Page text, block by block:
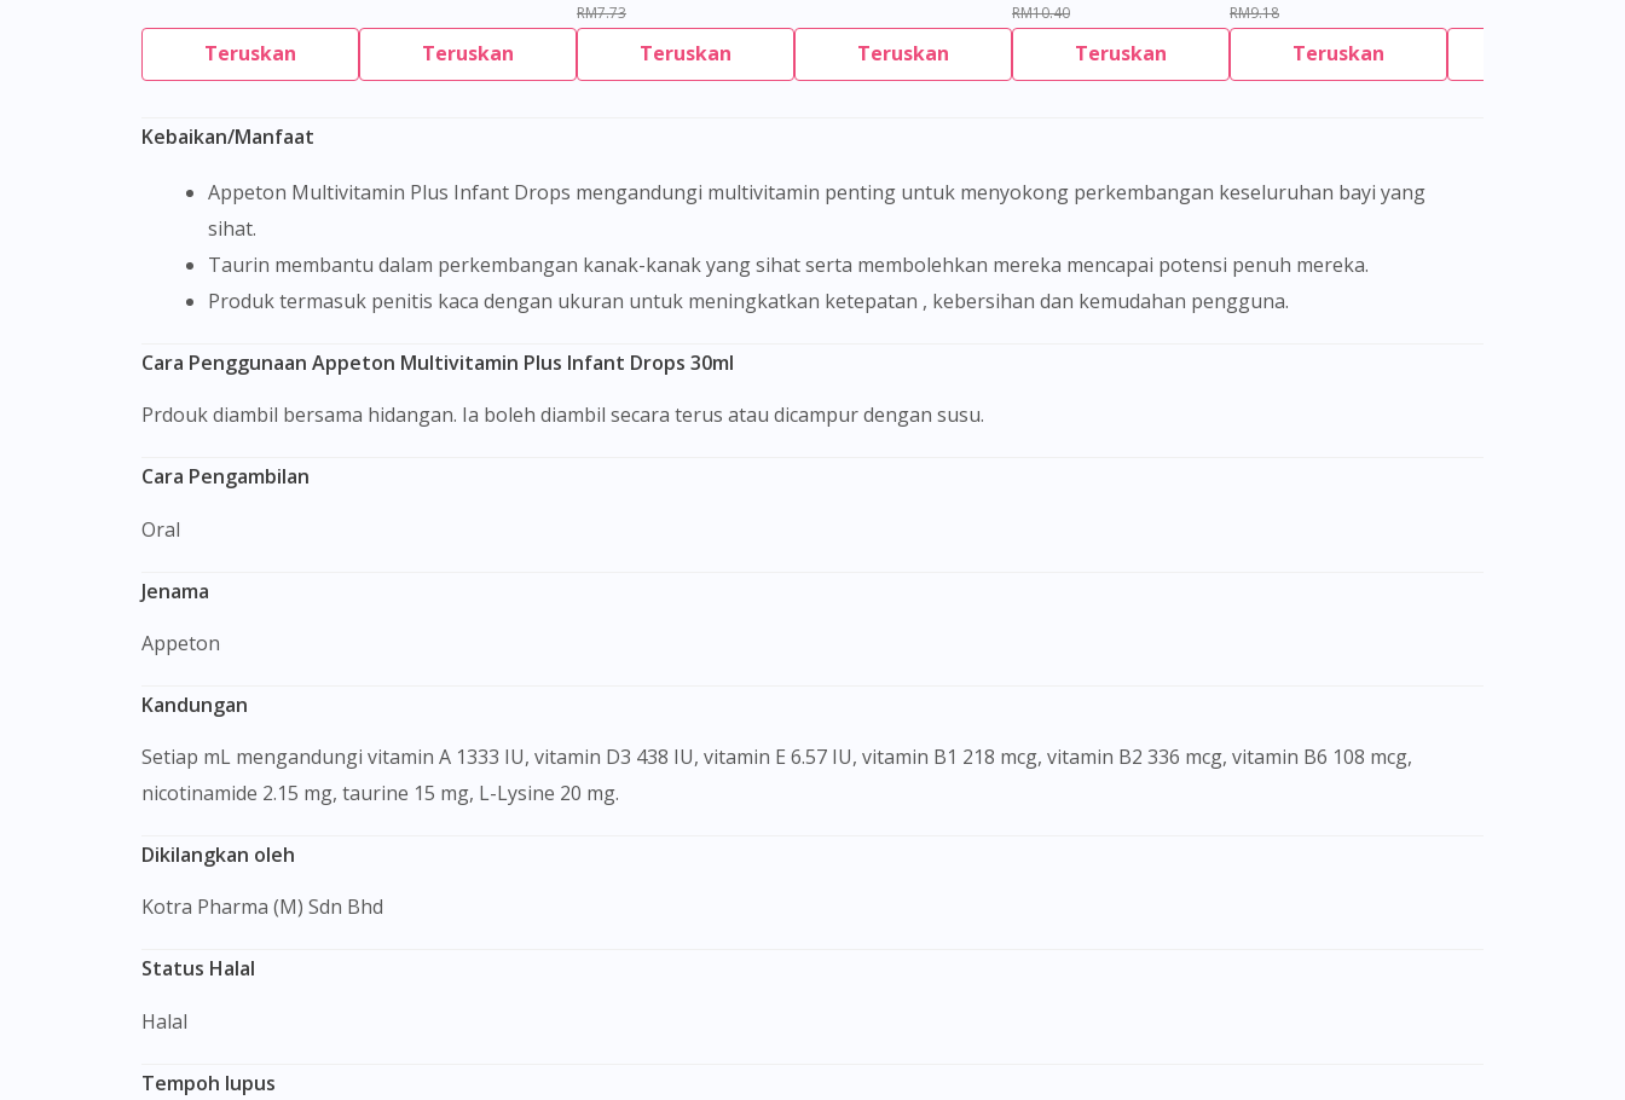
Teruskan Teruskan
RM7.73
Teruskan Teruskan
RM10.40
Teruskan
RM9.18
Teruskan
Kebaikan/Manfaat
Appeton Multivitamin Plus Infant Drops mengandungi multivitamin penting untuk menyokong perkembangan keseluruhan bayi yang
sihat.
Taurin membantu dalam perkembangan kanak-kanak yang sihat serta membolehkan mereka mencapai potensi penuh mereka.
Produk termasuk penitis kaca dengan ukuran untuk meningkatkan ketepatan , kebersihan dan kemudahan pengguna.
Cara Penggunaan Appeton Multivitamin Plus Infant Drops 30ml
Prdouk diambil bersama hidangan. Ia boleh diambil secara terus atau dicampur dengan susu.
Cara Pengambilan
Oral
Jenama
Appeton
Kandungan
Setiap mL mengandungi vitamin A 1333 IU, vitamin D3 438 IU, vitamin E 6.57 IU, vitamin B1 218 mcg, vitamin B2 336 mcg, vitamin B6 108 mcg,
nicotinamide 2.15 mg, taurine 15 mg, L-Lysine 20 mg.
Dikilangkan oleh
Kotra Pharma (M) Sdn Bhd
Status Halal
Halal
Tempoh lupus